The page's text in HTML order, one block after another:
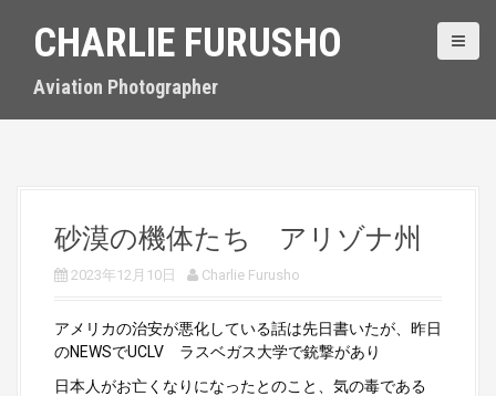
CHARLIE FURUSHO
Aviation Photographer
砂漠の機体たち アリゾナ州
2023年12月10日 Charlie Furusho
アメリカの治安が悪化している話は先日書いたが、昨日
のNEWSでUCLV ラスベガス大学で銃撃があり
日本人がお亡くなりになったとのこと、気の毒である